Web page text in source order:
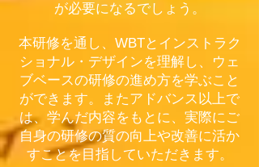
が必要になるでしょう。
本研修を通し、WBTとインストラク
ショナル・デザインを理解し、ウェ
ブベースの研修の進め方を学ぶこと
ができます。またアドバンス以上で
は、学んだ内容をもとに、実際にご
自身の研修の質の向上や改善に活か
すことを目指していただきます。